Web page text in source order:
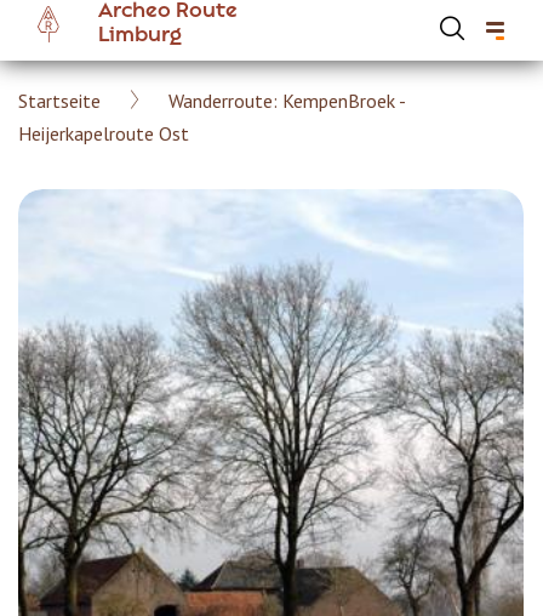
main
content
Archeo Route
Limburg
Breadcrumb
Startseite
Wanderroute: KempenBroek -
Heijerkapelroute Ost